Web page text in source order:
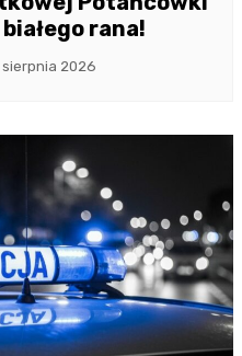
rana!
sierpnia 2026